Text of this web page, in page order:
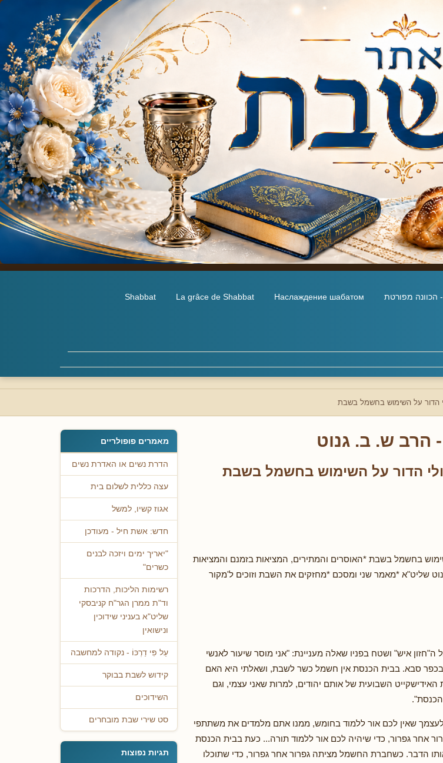
מפורטת Наслаждение шабатом
La grâce de Shabbat
Shabbat
הדור על השימוש בחשמל בשבת
הרב ש. ב. גנוט
הדור על השימוש בחשמל בשבת
בחשמל בשבת *האוסרים והמתירים, המציאות בזמנם והמציאות
שליט"א *מאמר שני ומסכם *מחזקים את השבת וזוכים ל'מקור
איש" ושטח בפניו שאלה מעניינת: "אני מוסר שיעור לאנשי
סבא. בבית הכנסת אין חשמל כשר לשבת, ושאלתי היא האם
השבועית של אותם יהודים, למרות שאני עצמי, וגם
שאין לכם אור ללמוד בחומש, ממנו אתם מלמדים את משתתפי
אחר גפרור, כדי שיהיה לכם אור ללמוד תורה... כעת בבית הכנסת
הדבר. כשחברת החשמל מציתה גפרור אחר גפרור, כדי שתוכלו
מאמרים פופולריים
הדרת נשים או האדרת נשים
עצה כללית לשלום בית
אגוז קשיו, למשל
חדש: אשת חיל - מעודכן
"יאריך ימים ויזכה לבנים
כשרים"
רשימות הליכות, הדרכות
וד"ת ממרן הגר"ח קניבסקי
שליט"א בעניני שידוכין
ונישואין
עַל פִּי דַרְכּוֹ - נקודה למחשבה
קידוש לשבת בבוקר
השידוכים
סט שירי שבת מובחרים
תגיות נפוצות